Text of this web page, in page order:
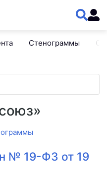
Стенограммы
№ 19-ФЗ от 19